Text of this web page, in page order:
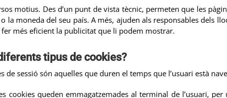
motius. Des d’un punt de vista tècnic, permeten que les
la moneda del seu país. A més, ajuden als responsables dels
fer més eficient la publicitat que li podem mostrar.
tipus de cookies?
de sessió són aquelles que duren el temps que l’usuari està
cookies queden emmagatzemades al terminal de l’usuari,